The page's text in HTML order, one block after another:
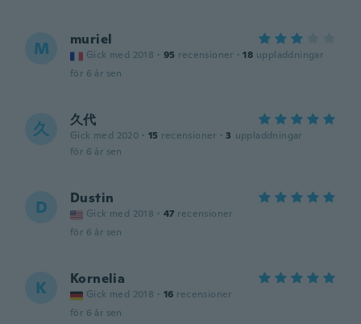
M muriel
Gick med 2018 · 95 recensioner · 18 uppladdningar
för 6 år sen
久 久代
Gick med 2020 · 15 recensioner · 3 uppladdningar
för 6 år sen
D Dustin
Gick med 2018 · 47 recensioner
för 6 år sen
K Kornelia
Gick med 2018 · 16 recensioner
för 6 år sen